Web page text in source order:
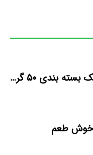
ارزانترین نوع پشمک بسته بندی ۵۰ گرمی
خوش طعم